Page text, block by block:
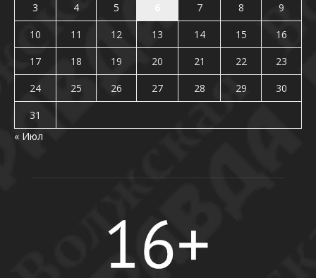
3
4 5 7 8
9
10
11 12 13 14 15
16
17
18 19 20 21 22
23
24
25 26 27 28 29
30
31
« Июл